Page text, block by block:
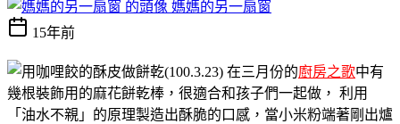
媽媽的另一扇窗
15年前
在三月份的廚房之歌中有
幾根裝飾用的麻花餅乾棒，很適合和孩子們一起做， 利用
「油水不親」的原理製造出酥脆的口感，當小米粉端著剛出爐